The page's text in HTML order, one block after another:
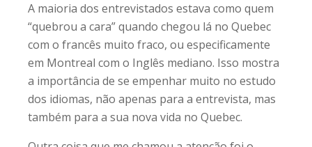
A maioria dos entrevistados estava como quem
“quebrou a cara” quando chegou lá no Quebec
com o francês muito fraco, ou especificamente
em Montreal com o Inglês mediano. Isso mostra
a importância de se empenhar muito no estudo
dos idiomas, não apenas para a entrevista, mas
também para a sua nova vida no Quebec.